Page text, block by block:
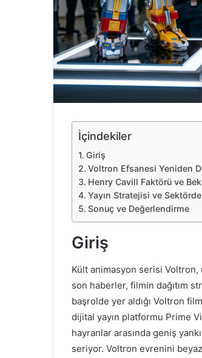
e
k
İçindekiler
Giriş
Voltron Efsanesi Yeniden
Henry Cavill Faktörü ve
Yayın Stratejisi ve
Sonuç ve Değerlendirme
Giriş
Kült animasyon serisi Voltron,
son haberler, filmin dağıtım
başrolde yer aldığı Voltron
dijital yayın platformu Prime
hayranlar arasında geniş
seriyor. Voltron evrenini